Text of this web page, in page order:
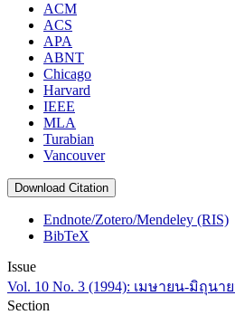
ACM
ACS
APA
ABNT
Chicago
Harvard
IEEE
MLA
Turabian
Vancouver
Download Citation
Endnote/Zotero/Mendeley (RIS)
BibTeX
Issue
Vol. 10 No. 3 (1994): เมษายน-มิถุนา
Section